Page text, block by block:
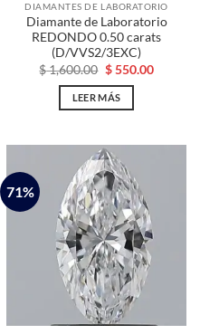
DIAMANTES DE LABORATORIO
Diamante de Laboratorio
REDONDO 0.50 carats
(D/VVS2/3EXC)
$1,600.00 El
precio
original
era:
$ 1,600.00.
$550.00El
LEER MÁS
71%